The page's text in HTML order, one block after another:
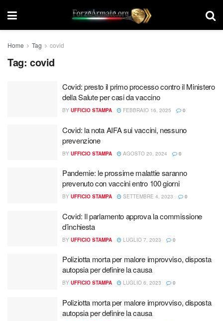
Home Tag covid
Tag: covid
Covid: presto il primo processo contro il Ministero
della Salute per casi da vaccino
BY UFFICIO STAMPA FEBBRAIO 16, 2025 0
Covid: la nota AIFA sui vaccini, nessuno
prevenzione
BY UFFICIO STAMPA AGOSTO 20, 2024 0
Pandemie: le prossime malattie saranno
prevenuto con vaccini entro 100 giorni
BY UFFICIO STAMPA SETTEMBRE 4, 2023 0
Covid: Il parlamento approva la commissione
d’inchiesta
BY UFFICIO STAMPA LUGLIO 7, 2023 0
Poliziotta morta per malore improvviso, disposta
autopsia per definire la causa
BY UFFICIO STAMPA LUGLIO 6, 2023 0
Poliziotta morta per malore improvviso, disposta
autopsia per definire la causa